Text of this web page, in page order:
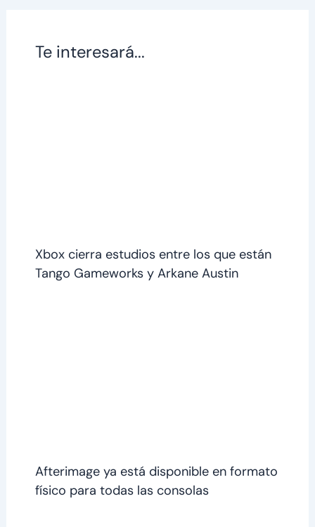
Te interesará...
Xbox cierra estudios entre los que están
Tango Gameworks y Arkane Austin
Afterimage ya está disponible en formato
físico para todas las consolas